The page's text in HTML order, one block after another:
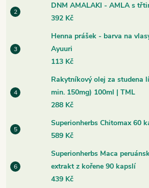
DNM AMALAKI - AMLA s
392 Kč
Henna prášek - barva na
Ayuuri
113 Kč
Rakytníkový olej za studena
min. 150mg) 100ml | TML
288 Kč
Superionherbs Chitomax 60
589 Kč
Superionherbs Maca
extrakt z kořene 90 kapslí
439 Kč